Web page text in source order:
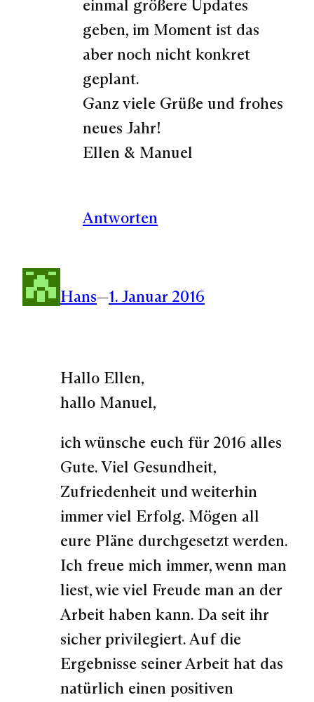
einmal größere Updates
geben, im Moment ist das
aber noch nicht konkret
geplant.
Ganz viele Grüße und frohes
neues Jahr!
Ellen & Manuel
Antworten
Hans—1. Januar 2016
Hallo Ellen,
hallo Manuel,
ich wünsche euch für 2016 alles
Gute. Viel Gesundheit,
Zufriedenheit und weiterhin
immer viel Erfolg. Mögen all
eure Pläne durchgesetzt werden.
Ich freue mich immer, wenn man
liest, wie viel Freude man an der
Arbeit haben kann. Da seit ihr
sicher privilegiert. Auf die
Ergebnisse seiner Arbeit hat das
natürlich einen positiven